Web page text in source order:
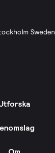
Sweden